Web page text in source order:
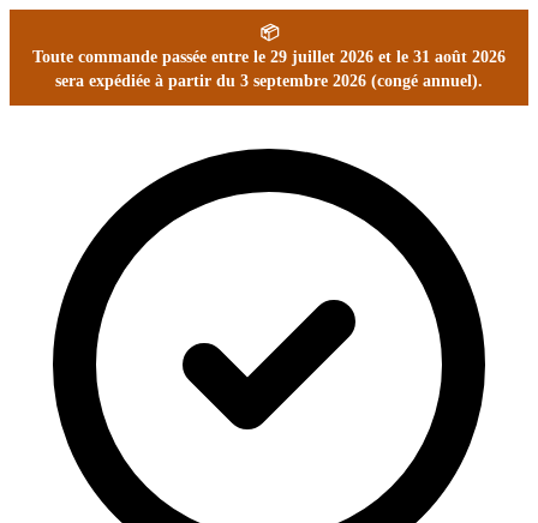
📦
Toute commande passée entre le 29 juillet 2026 et le 31 août 2026
sera expédiée à partir du 3 septembre 2026 (congé annuel).